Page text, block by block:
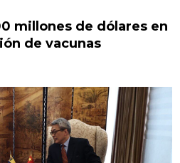
millones de dólares en
de vacunas